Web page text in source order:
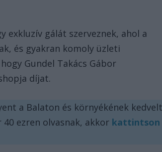
exkluzív gálát szerveznek, ahol a
és gyakran komoly üzleti
Gundel Takács Gábor
díjat.
a Balaton és környékének
ezren olvasnak, akkor kattintson